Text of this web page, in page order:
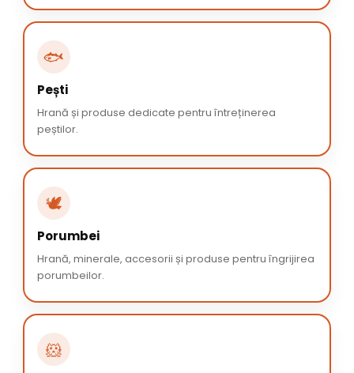
🐟
Pești
Hrană și produse dedicate pentru întreținerea
peștilor.
🕊️
Porumbei
Hrană, minerale, accesorii și produse pentru îngrijirea
porumbeilor.
🐹